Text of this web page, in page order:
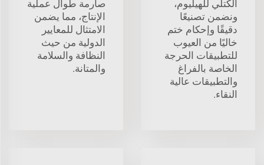
الكتلي للهيليوم،
ونضمن تصنيعًا
دقيقًا وإحكام ختم
خاليًا من العيوب
للتطبيقات الحرجة
الخاصة بالفراغ
والتطبيقات عالية
النقاء.
صارمة طوال عملية
الإنتاج، مما يضمن
الامتثال للمعايير
الدولية من حيث
النظافة والسلامة
والمتانة.